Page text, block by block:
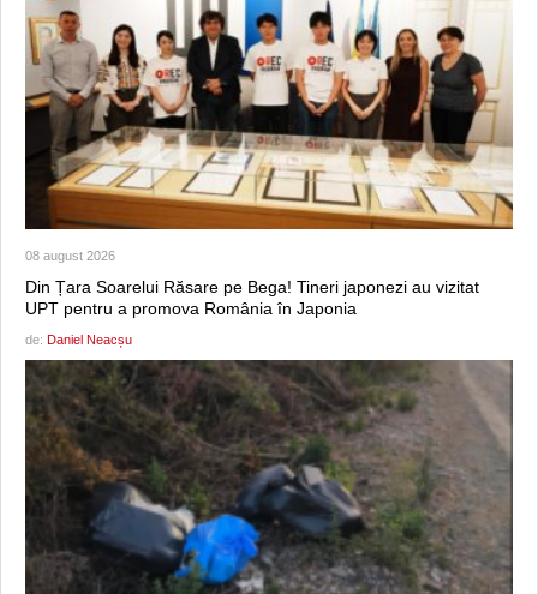
08 august 2026
Din Țara Soarelui Răsare pe Bega! Tineri japonezi au vizitat
UPT pentru a promova România în Japonia
de: Daniel Neacșu